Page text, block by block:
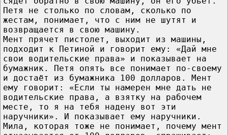
Петя не столько по словам, сколько по
жестам, понимает, что с ним не шутят и
возвращается в свою машину.
Мент прячет пистолет, выходит из машины,
подходит к Петиной и говорит ему: «Дай мне
свои водительские права» и показывает на
бумажник. Петя опять все понимает по-своему
и достаёт из бумажника 100 долларов. Мент
ему говорит: «Если ты намерен мне дать не
водительские права, а взятку на рабочем
месте, то я на тебя надену вот эти
наручники». И показывает ему наручники.
Мила, которая тоже не понимает, почему мент